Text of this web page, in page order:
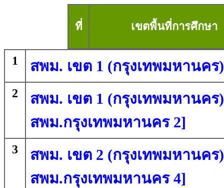
ที่ เขตพื้นที่การศึกษา
1 สพม. เขต 1 (กรุงเทพมหานคร)
2
สพม. เขต 1 (กรุงเทพมหานค
สพม.กรุงเทพมหานคร 2]
3
สพม. เขต 2 (กรุงเทพมหานค
สพม.กรุงเทพมหานคร 4]